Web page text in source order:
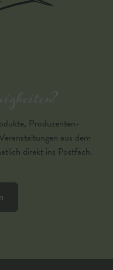
Produzenten-
aus dem
direkt ins Postfach.